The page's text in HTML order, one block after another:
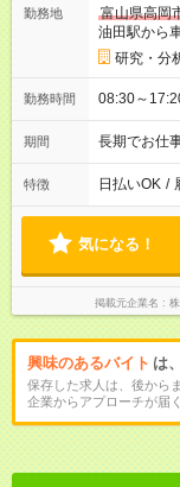
勤務地
富山県高岡
油田駅から
研究・分
勤務時間 08:30～
期間 長期でお仕
特徴 日払いOK /
気になる！
掲載元企業名
興味のあるバイト は
保存した求人は、後から
企業からアプローチが届